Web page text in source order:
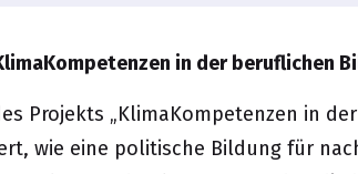
in der beruflichen
Projekts „KlimaKompetenzen in
wie eine politische Bildung für